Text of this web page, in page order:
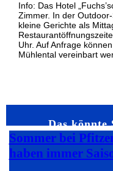
Info: Das Hotel
Zimmer. In der
kleine Gerichte als
Uhr. Auf Anfrage
Mühlental vereinbart
Das könnte
Sommer bei
haben immer